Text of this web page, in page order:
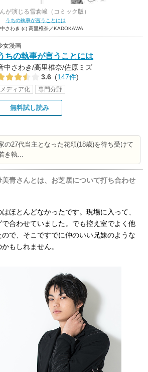
が演じる雪倉峻（コミック版）
うちの執事が言うことには
さわき (c) 高里椎奈／KADOKAWA
女漫画
ちの執事が言うことには
中さわき/高里椎奈/佐原ミズ
3.6 (147件)
メディア化 専門分野
無料試し読み
の27代当主となった花穎(18歳)を待ち受けて
き執...
青さんとは、お芝居について打ち合わせ
ほとんどなかったです。現場に入って、
合わせていました。でも控え室でよく他
で、そこですでに仲のいい兄妹のような
もしれません。